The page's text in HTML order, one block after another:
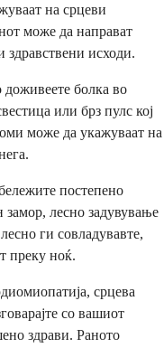
на срцеви
може да направат
здравствени исходи.
болка во
или брз пулс кој
може да укажуваат на
постепено
лесно задувување
ги совладувавте,
преку ноќ.
срцева
со вашиот
здрави. Раното